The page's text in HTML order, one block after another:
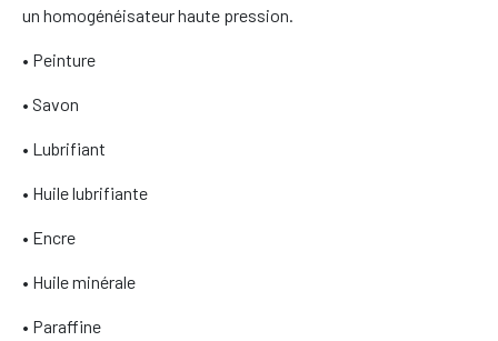
un homogénéisateur haute pression.
• Peinture
• Savon
• Lubrifiant
• Huile lubrifiante
• Encre
• Huile minérale
• Paraffine